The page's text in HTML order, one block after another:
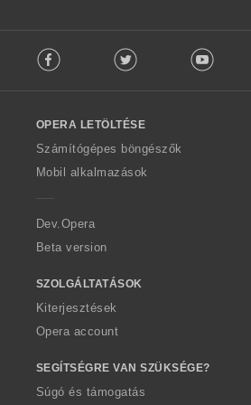
o
w
O
p
a
Facebook Twitter Youtube
OPERA LETÖLTÉSE
Számítógépes böngészők
Mobil alkalmazások
Dev.Opera
Beta version
SZOLGÁLTATÁSOK
Kiterjesztések
Opera account
SEGÍTSÉGRE VAN SZÜKSÉGE?
Súgó és támogatás